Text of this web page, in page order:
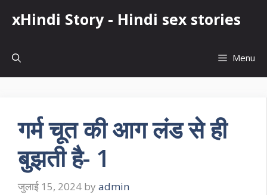
xHindi Story - Hindi sex stories
Menu
गर्म चूत की आग लंड से ही
बुझती है- 1
जुलाई 15, 2024 by admin